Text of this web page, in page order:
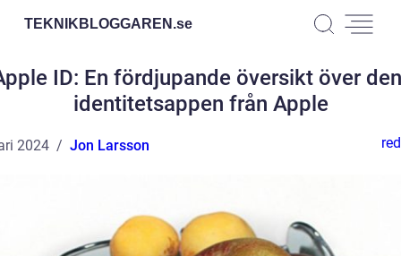
TEKNIKBLOGGAREN.se
ID: En fördjupande översikt över
identitetsappen från Apple
2024 Jon Larsson